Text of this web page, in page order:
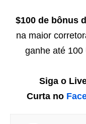
$100 de bônus
na maior
ganhe até 100
Siga o
Curta no